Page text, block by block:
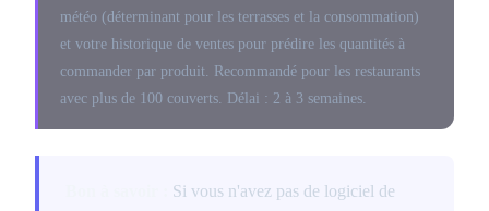
météo (déterminant pour les terrasses et la consommation)
et votre historique de ventes pour prédire les quantités à
commander par produit. Recommandé pour les restaurants
avec plus de 100 couverts. Délai : 2 à 3 semaines.
Si vous n'avez pas de logiciel de